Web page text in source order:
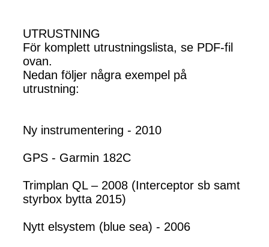
UTRUSTNING
För komplett utrustningslista, se PDF-fil
ovan.
Nedan följer några exempel på
utrustning:
Ny instrumentering - 2010
GPS - Garmin 182C
Trimplan QL – 2008 (Interceptor sb samt
styrbox bytta 2015)
Nytt elsystem (blue sea) - 2006